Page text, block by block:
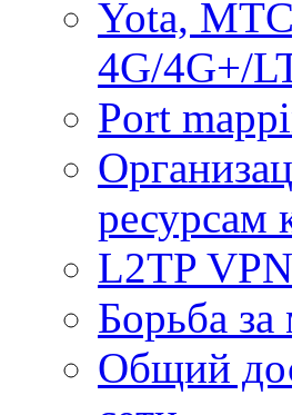
Yota,
4G/4G+/
Port
ресурсам
L2TP
Борьба
Общий